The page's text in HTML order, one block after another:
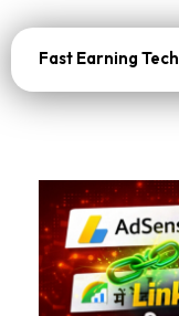
Fast Earning Tech